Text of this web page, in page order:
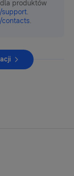
produktów
support.
.